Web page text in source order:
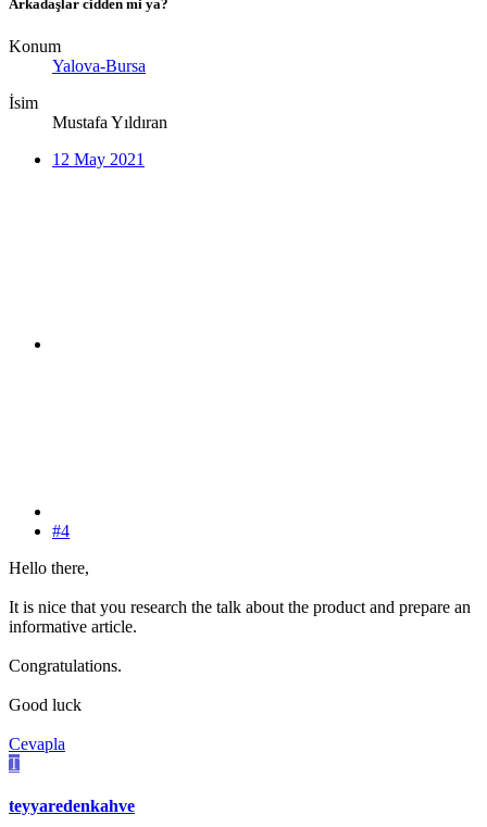
Arkadaşlar cidden mi ya?
Konum
Yalova-Bursa
İsim
Mustafa Yıldıran
12 May 2021
#4
Hello there,
It is nice that you research the talk about the product and prepare an
informative article.
Congratulations.
Good luck
Cevapla
T
teyyaredenkahve